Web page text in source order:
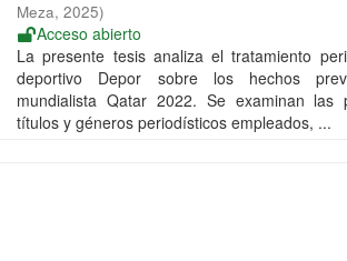
Meza, 2025)
Acceso abierto
La presente tesis analiza el tratamiento
deportivo Depor sobre los hechos
mundialista Qatar 2022. Se examinan las
títulos y géneros periodísticos empleados, ...